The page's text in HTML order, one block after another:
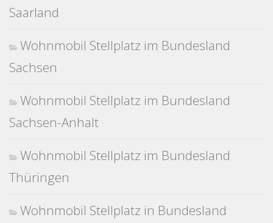
Saarland
Wohnmobil Stellplatz im Bundesland
Sachsen
Wohnmobil Stellplatz im Bundesland
Sachsen-Anhalt
Wohnmobil Stellplatz im Bundesland
Thüringen
Wohnmobil Stellplatz in Bundesland